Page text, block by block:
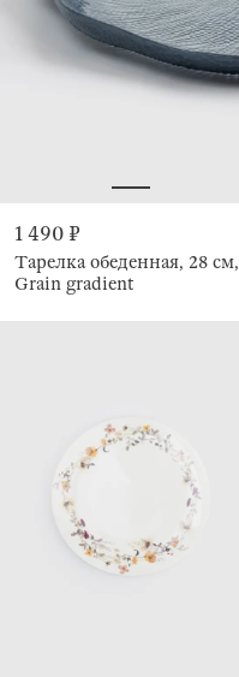
1 490 ₽
Тарелка обеденная, 28 см,
Grain gradient